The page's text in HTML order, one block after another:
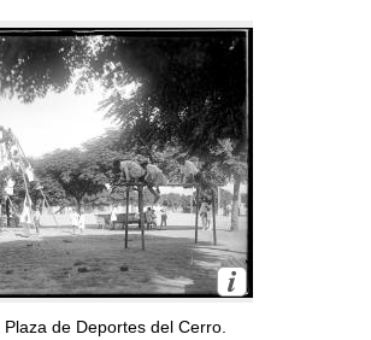
Plaza de Deportes del Cerro.